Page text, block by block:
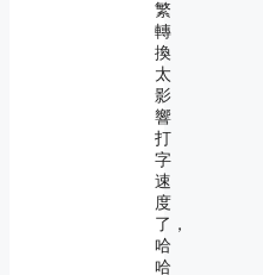
繁
轉
換
太
影
響
打
字
速
度
了，
哈
哈